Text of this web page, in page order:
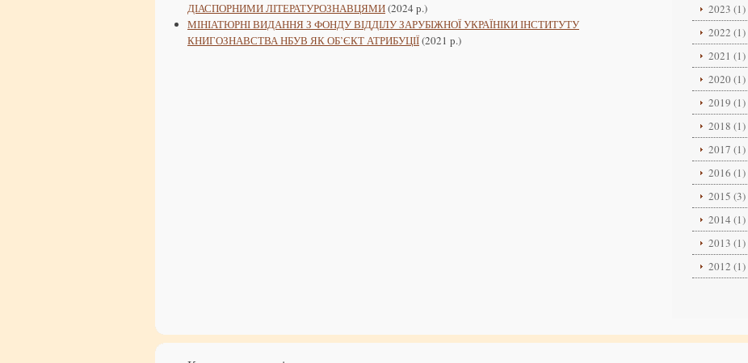
ДІАСПОРНИМИ ЛІТЕРАТУРОЗНАВЦЯМИ(2024 р.)
МІНІАТЮРНІ ВИДАННЯ З ФОНДУ ВІДДІЛУ ЗАРУБІЖНОЇ УКРАЇНІКИ ІНСТИТУТУ
КНИГОЗНАВСТВА НБУВ ЯК ОБ’ЄКТ АТРИБУЦІЇ(2021 р.)
2023 (1)
2022 (1)
2021 (1)
2020 (1)
2019 (1)
2018 (1)
2017 (1)
2016 (1)
2015 (3)
2014 (1)
2013 (1)
2012 (1)